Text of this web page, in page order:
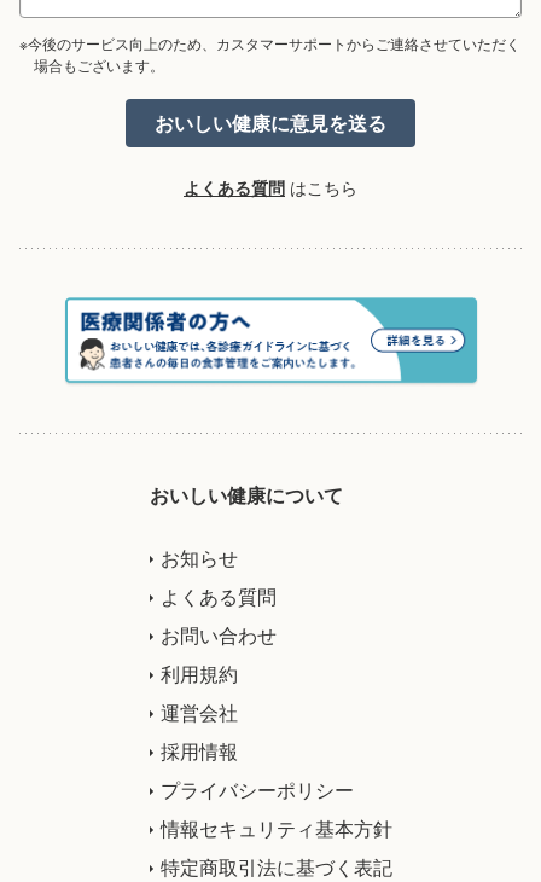
※今後のサービス向上のため、カスタマーサポートからご連絡させていただく
場合もございます。
よくある質問 はこちら
おいしい健康について
お知らせ
よくある質問
お問い合わせ
利用規約
運営会社
採用情報
プライバシーポリシー
情報セキュリティ基本方針
特定商取引法に基づく表記